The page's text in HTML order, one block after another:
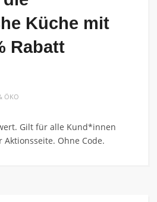
Küche mit
Rabatt
ÖKO
Gilt für alle Kund*innen
Ohne Code.